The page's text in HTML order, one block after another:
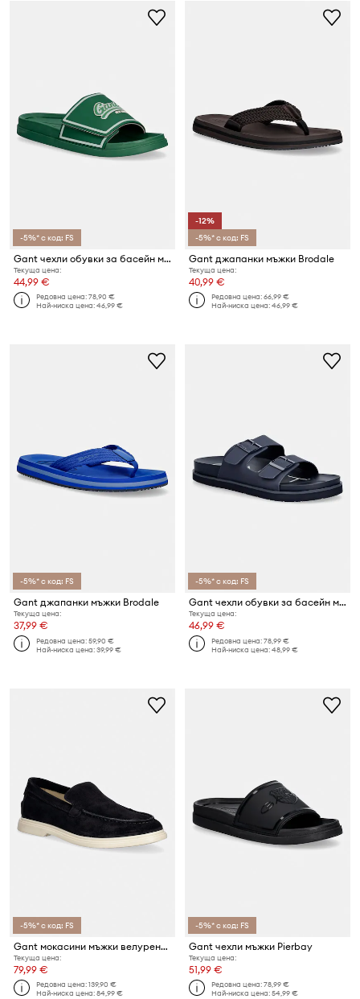
-5%* с код: FS
Gant чехли обувки за басейн мъжки Pierbay
Текуща цена:
44,99 €
Редовна цена:78,90 €
Най-ниска цена:46,99 €
-12%
-5%* с код: FS
Gant джапанки мъжки Brodale
Текуща цена:
40,99 €
Редовна цена:66,99 €
Най-ниска цена:46,99 €
-5%* с код: FS
Gant джапанки мъжки Brodale
Текуща цена:
37,99 €
Редовна цена:59,90 €
Най-ниска цена:39,99 €
-5%* с код: FS
Gant чехли обувки за басейн мъжки Palbuddy
Текуща цена:
46,99 €
Редовна цена:78,99 €
Най-ниска цена:48,99 €
-5%* с код: FS
Gant мокасини мъжки велурени Boery
Текуща цена:
79,99 €
Редовна цена:139,90 €
Най-ниска цена:84,99 €
-5%* с код: FS
Gant чехли мъжки Pierbay
Текуща цена:
51,99 €
Редовна цена:78,99 €
Най-ниска цена:54,99 €